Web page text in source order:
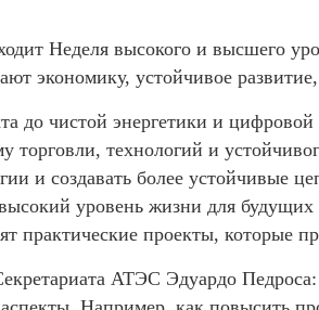
Неделя высокого и высшего
экономику, устойчивое
до чистой энергетики и
торговли, технологий и
и создавать более устойчивые
уровень жизни для
практические проекты, которые
АТЭС Эдуардо